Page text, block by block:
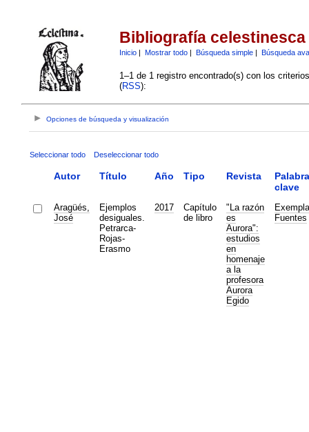
Bibliografía celestinesca
Inicio| Mostrar todo| Búsqueda simple| Búsqueda
1–1 de 1 registro encontrado(s) con los
(RSS):
Opciones de búsqueda y visualización
Seleccionar todo Deseleccionar todo
Autor Título Año Tipo Revista
clave
Aragüés,
José
Ejemplos
desiguales.
Petrarca-
Rojas-
Erasmo
2017
Capítulo
de libro
"La razón
es
Aurora":
estudios
en
homenaje
a la
profesora
Aurora
Egido
Exempla
Fuentes